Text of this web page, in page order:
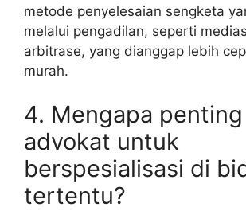
metode penyelesaian sengketa
melalui pengadilan, seperti
arbitrase, yang dianggap lebih
murah.
4. Mengapa
advokat untuk
berspesialisasi di
tertentu?